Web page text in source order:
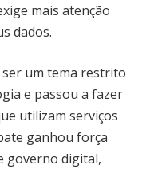
mais atenção
dados.
um tema restrito
e passou a fazer
utilizam serviços
ganhou força
governo digital,